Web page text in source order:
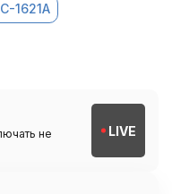
1621A
не
LIVE